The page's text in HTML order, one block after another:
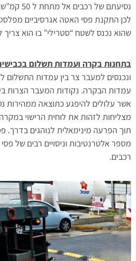
שהוא נכנס לשטח “סטרילי” בו הוא צריך
בתחנות בקרה ועמדות תשלום
ונכנסים למעבר צר בין עמדות התשלום
עמדות הבקרה. נקודות המעבר הצרות
אשר עלולים להיפגע כתוצאה ממהירות
מצליחות לזהות את לוחית הרישוי
מספר אלטרנטיבות וניסויים רבים של
רכבים.